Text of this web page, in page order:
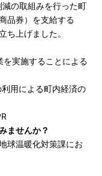
の取組みを行った町
品券）を支給する
ち上げました。
を実施することによる
用による町内経済の
ませんか？
球温暖化対策課にお